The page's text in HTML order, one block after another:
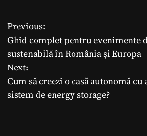
N
a
v
i
Previous:
Ghid complet pentru evenimente
sustenabilă în România și Europa
Next:
Cum să creezi o casă autonomă
sistem de energy storage?